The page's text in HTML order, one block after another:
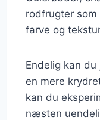
rodfrugter som
farve og
Endelig kan
en mere
kan du
næsten